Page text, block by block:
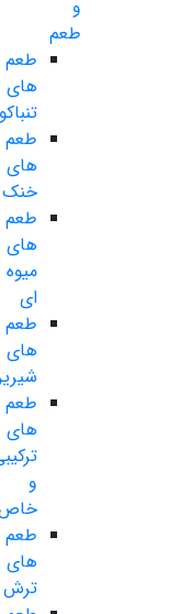
و
طعم
طعم
های
طعم
های
خنک
طعم
های
میوه
ای
طعم
های
طعم
های
و
طعم
های
ترش